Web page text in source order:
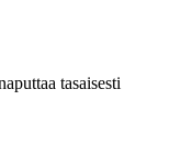
tasaisesti